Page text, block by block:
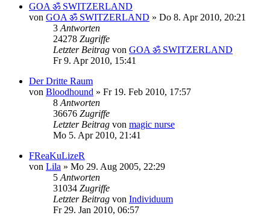
GOA ॐ SWITZERLAND
von GOA ॐ SWITZERLAND » Do 8. Apr 2010, 20:21
3 Antworten
24278 Zugriffe
Letzter Beitrag von GOA ॐ SWITZERLAND
Fr 9. Apr 2010, 15:41
Der Dritte Raum
von Bloodhound » Fr 19. Feb 2010, 17:57
8 Antworten
36676 Zugriffe
Letzter Beitrag von magic nurse
Mo 5. Apr 2010, 21:41
FReaKuLizeR
von Lila » Mo 29. Aug 2005, 22:29
5 Antworten
31034 Zugriffe
Letzter Beitrag von Individuum
Fr 29. Jan 2010, 06:57